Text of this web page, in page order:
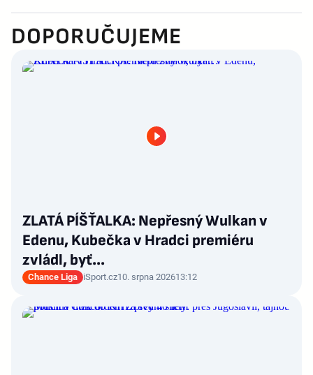
DOPORUČUJEME
ZLATÁ PÍŠŤALKA: Nepřesný Wulkan v
Edenu, Kubečka v Hradci premiéru
zvládl, byť…
Chance Liga iSport.cz10. srpna 202613:12